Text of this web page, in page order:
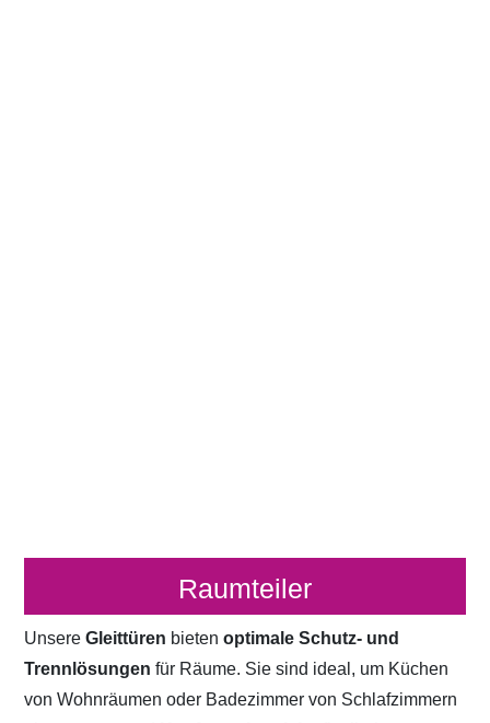
Raumteiler
UnsereGleittüren bietenoptimale Schutz- und
Trennlösungen für Räume. Sie sind ideal, um Küchen
von Wohnräumen oder Badezimmer von Schlafzimmern